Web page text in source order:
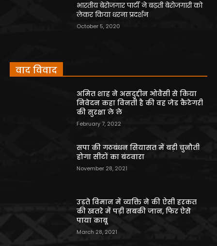
भारतीय बेरोजगार पार्टी ने बढ़ती बेरोजगारी को
लेकर किया धरना प्रदर्शन
October 5, 2020
वाद विवाद
अमित शाह ने असदुद्दीन ओवैसी से किया
निवेदन कहा विनती है की वह जेड कैटेगरी
की सुरक्षा ले ले
February 7, 2022
सपा की गठबंधन सियासत में बड़ी चुनौती
होगा सीटों का बंटवारा
November 28, 2021
उड़ते विमान में व्यक्ति ने की ऐसी हरकत
की खतरे में पड़ी सबकी जान, फिर ऐसे
पाया काबू
March 28, 2021